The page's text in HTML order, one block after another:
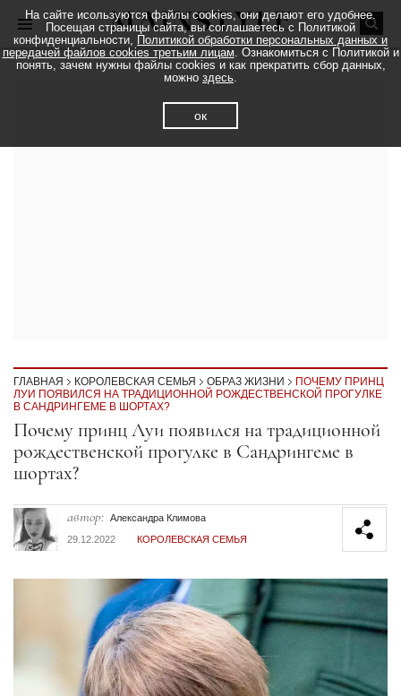
ГЛАВНАЯ КОРОЛЕВСКАЯ СЕМЬЯ ОБРАЗ ЖИЗНИ
ПОЧЕМУ ПРИНЦ
ЛУИ ПОЯВИЛСЯ НА ТРАДИЦИОННОЙ РОЖДЕСТВЕНСКОЙ ПРОГУЛКЕ
В САНДРИНГЕМЕ В ШОРТАХ?
Секция статей
Почему принц Луи появился на традиционной
рождественской прогулке в Сандрингеме в
шортах?
автор: Александра Климова
29.12.2022
КОРОЛЕВСКАЯ СЕМЬЯ
На сайте исользуются файлы cookies, они делают его удобнее.
Посещая страницы сайта, вы соглашаетесь с Политикой
конфиденциальности, Политикой обработки персональных данных и
передачей файлов cookies третьим лицам. Ознакомиться с Политикой и
понять, зачем нужны файлы cookies и как прекратить сбор данных,
можно здесь.
ок